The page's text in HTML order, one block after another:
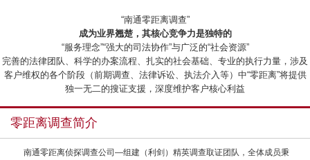
“南通零距离调查”
成为业界翘楚，其核心竞争力是独特的
“服务理念”“强大的司法协作”与广泛的“社会资源”
完善的法律团队、科学的办案流程、扎实的社会基础、专业的执行力量，涉及
客户维权的各个阶段（前期调查、法律诉讼、执法介入等）中“零距离”将提供
独一无二的搜证支援，深度维护客户核心利益
零距离调查简介
南通零距离侦探调查公司—组建（利剑）精英调查取证团队，全体成员秉